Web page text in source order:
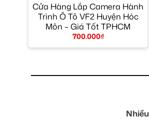
Cửa Hàng Lắp Camera Hành
Trình Ô Tô VF2 Huyện Hóc
Môn – Giá Tốt TPHCM
700.000₫
Nhiều